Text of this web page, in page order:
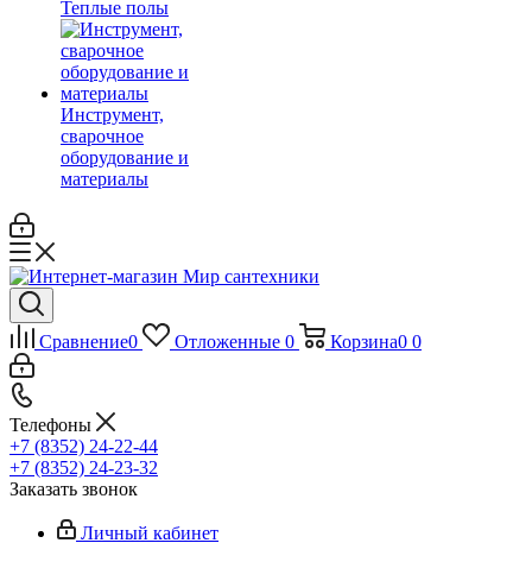
Теплые полы
Инструмент,
сварочное
оборудование и
материалы
Сравнение0 Отложенные 0 Корзина0 0
Телефоны
+7 (8352) 24-22-44
+7 (8352) 24-23-32
Заказать звонок
Личный кабинет